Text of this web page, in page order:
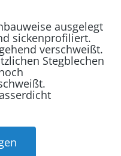
ausgelegt
sickenprofiliert.
verschweißt.
Stegblechen